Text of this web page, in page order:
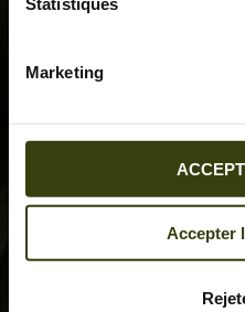
Marketing
Accepter